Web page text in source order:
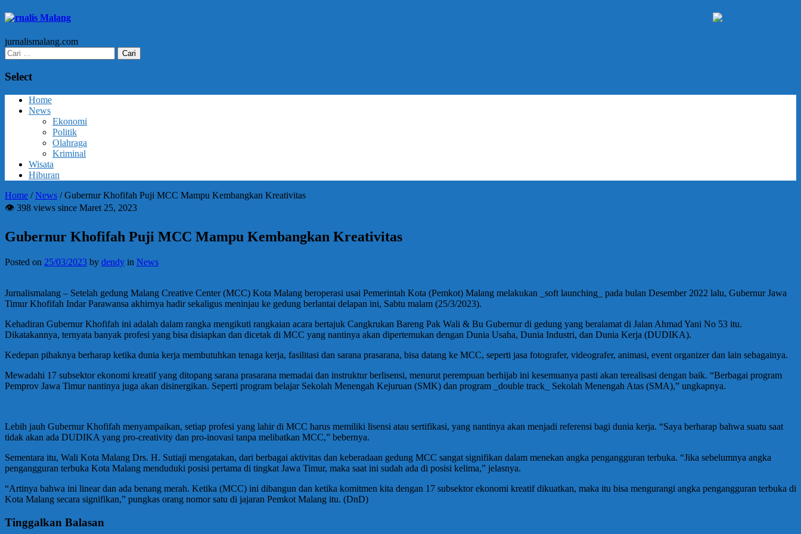
Jurnalis Malang
jurnalismalang.com
Cari
untuk:
Select
Home
News
Ekonomi
Politik
Olahraga
Kriminal
Wisata
Hiburan
Home /News /Gubernur Khofifah Puji MCC Mampu Kembangkan Kreativitas
👁 398 views since Maret 25, 2023
Gubernur Khofifah Puji MCC Mampu Kembangkan Kreativitas
Posted on 25/03/2023 by dendy in News
Jurnalismalang – Setelah gedung Malang Creative Center (MCC) Kota Malang beroperasi usai Pemerintah Kota (Pemkot) Malang melakukan _soft launching_ pada bulan Desember 2022 lalu, Gubernur Jawa
Timur Khofifah Indar Parawansa akhirnya hadir sekaligus meninjau ke gedung berlantai delapan ini, Sabtu malam (25/3/2023).
Kehadiran Gubernur Khofifah ini adalah dalam rangka mengikuti rangkaian acara bertajuk Cangkrukan Bareng Pak Wali & Bu Gubernur di gedung yang beralamat di Jalan Ahmad Yani No 53 itu.
Dikatakannya, ternyata banyak profesi yang bisa disiapkan dan dicetak di MCC yang nantinya akan dipertemukan dengan Dunia Usaha, Dunia Industri, dan Dunia Kerja (DUDIKA).
Kedepan pihaknya berharap ketika dunia kerja membutuhkan tenaga kerja, fasilitasi dan sarana prasarana, bisa datang ke MCC, seperti jasa fotografer, videografer, animasi, event organizer dan lain sebagainya.
Mewadahi 17 subsektor ekonomi kreatif yang ditopang sarana prasarana memadai dan instruktur berlisensi, menurut perempuan berhijab ini kesemuanya pasti akan terealisasi dengan baik. “Berbagai program
Pemprov Jawa Timur nantinya juga akan disinergikan. Seperti program belajar Sekolah Menengah Kejuruan (SMK) dan program _double track_ Sekolah Menengah Atas (SMA),” ungkapnya.
Lebih jauh Gubernur Khofifah menyampaikan, setiap profesi yang lahir di MCC harus memiliki lisensi atau sertifikasi, yang nantinya akan menjadi referensi bagi dunia kerja. “Saya berharap bahwa suatu saat
tidak akan ada DUDIKA yang pro-creativity dan pro-inovasi tanpa melibatkan MCC,” bebernya.
Sementara itu, Wali Kota Malang Drs. H. Sutiaji mengatakan, dari berbagai aktivitas dan keberadaan gedung MCC sangat signifikan dalam menekan angka pengangguran terbuka. “Jika sebelumnya angka
pengangguran terbuka Kota Malang menduduki posisi pertama di tingkat Jawa Timur, maka saat ini sudah ada di posisi kelima,” jelasnya.
“Artinya bahwa ini linear dan ada benang merah. Ketika (MCC) ini dibangun dan ketika komitmen kita dengan 17 subsektor ekonomi kreatif dikuatkan, maka itu bisa mengurangi angka pengangguran terbuka di
Kota Malang secara signifikan,” pungkas orang nomor satu di jajaran Pemkot Malang itu. (DnD)
Tinggalkan Balasan